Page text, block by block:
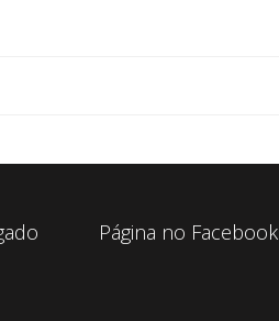
Página no Facebook